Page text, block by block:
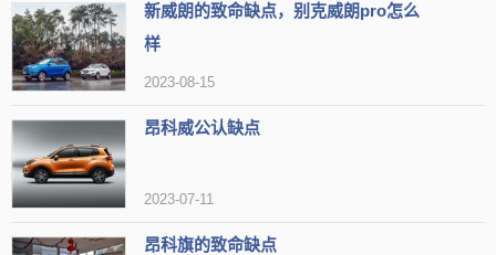
新威朗的致命缺点，别克威朗pro怎么
样
2023-08-15
昂科威公认缺点
2023-07-11
昂科旗的致命缺点